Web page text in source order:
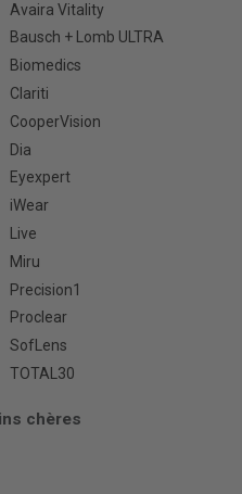
Avaira Vitality
Bausch + Lomb ULTRA
Biomedics
Clariti
CooperVision
Dia
Eyexpert
iWear
Live
Miru
Precision1
Proclear
SofLens
TOTAL30
chères